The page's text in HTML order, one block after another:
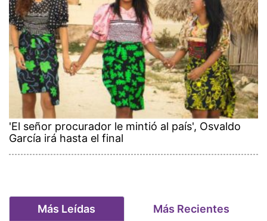
'El señor procurador le mintió al país', Osvaldo
García irá hasta el final
Más Leídas Más Recientes